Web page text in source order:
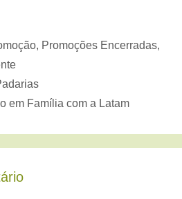
, Promoções Encerradas,
em Família com a Latam